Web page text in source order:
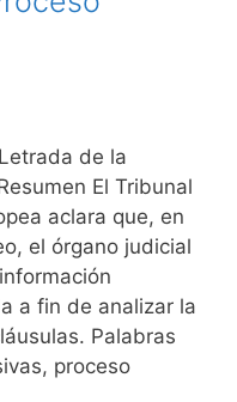
de la
El Tribunal
aclara que, en
el órgano judicial
a fin de analizar la
Palabras
proceso